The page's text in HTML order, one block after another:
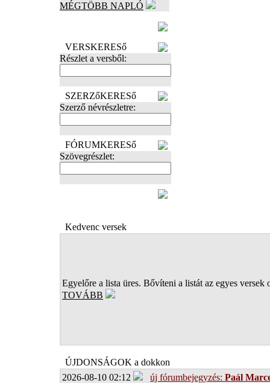
MÉGTÖBB NAPLÓ
VERSKERESő
Részlet a versből:
SZERZőKERESő
Szerző névrészletre:
FÓRUMKERESő
Szövegrészlet:
Kedvenc versek
Egyelőre a lista üres. Bővíteni a listát az egyes versek
TOVÁBB
ÚJDONSÁGOK a dokkon
2026-08-10 02:12
új fórumbejegyzés: Paál